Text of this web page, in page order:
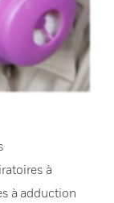
à
à adduction